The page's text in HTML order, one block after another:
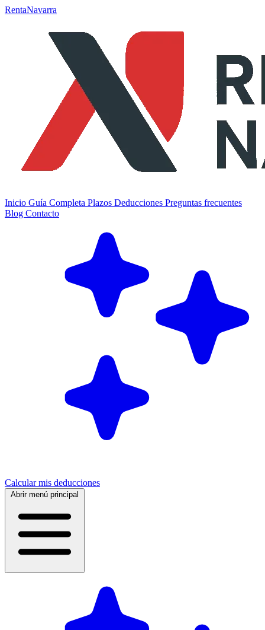
RentaNavarra
Inicio Guía Completa Plazos Deducciones Preguntas frecuentes
Blog Contacto
Calcular mis deducciones
Abrir menú principal